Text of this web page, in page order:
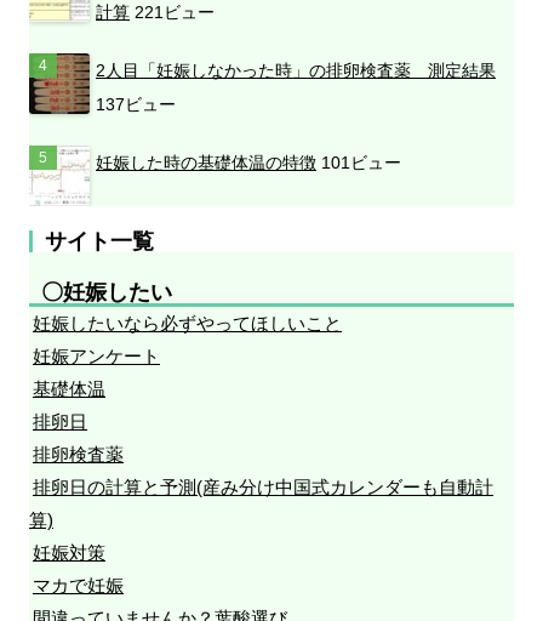
計算 221ビュー
2人目「妊娠しなかった時」の排卵検査薬 測定結果
137ビュー
妊娠した時の基礎体温の特徴 101ビュー
サイト一覧
〇妊娠したい
妊娠したいなら必ずやってほしいこと
妊娠アンケート
基礎体温
排卵日
排卵検査薬
排卵日の計算と予測(産み分け中国式カレンダーも自動計
算)
妊娠対策
マカで妊娠